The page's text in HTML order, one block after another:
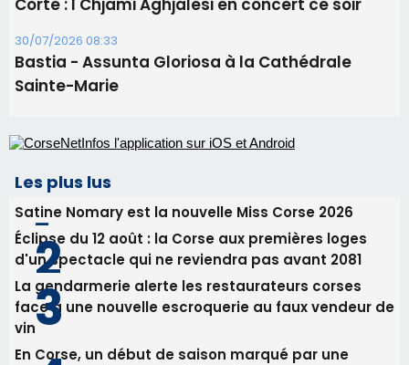
Les plus lus
Satine Nomary est la nouvelle Miss Corse 2026
Éclipse du 12 août : la Corse aux premières loges
d'un spectacle qui ne reviendra pas avant 2081
face à une nouvelle escroquerie au faux vendeur de
En Corse, un début de saison marqué par une
consommation en recul dans les restaurants
Deux jeunes Ajacciens sur la voie de la médecine
militaire
Newsletter